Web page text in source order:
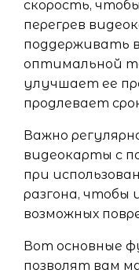
скорость,
перегрев
поддерживать
оптимальной
улучшает ее
продлевает
Важно
видеокарты с
при
разгона, чтобы
возможных
Вот основные
позволят вам